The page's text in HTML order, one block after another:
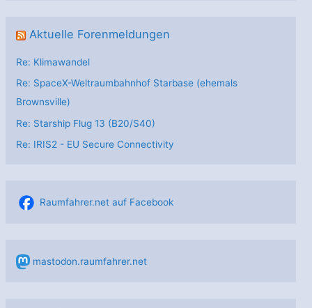
Aktuelle Forenmeldungen
Re: Klimawandel
Re: SpaceX-Weltraumbahnhof Starbase (ehemals
Brownsville)
Re: Starship Flug 13 (B20/S40)
Re: IRIS2 - EU Secure Connectivity
Raumfahrer.net auf Facebook
mastodon.raumfahrer.net